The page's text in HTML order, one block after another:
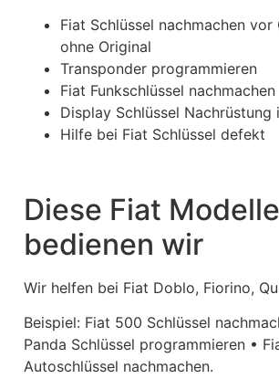
Fiat Schlüssel nachmachen vor
ohne Original
Transponder programmieren
Fiat Funkschlüssel nachmachen
Display Schlüssel Nachrüstung
Hilfe bei Fiat Schlüssel defekt
Diese Fiat Modelle
bedienen wir
Wir helfen bei Fiat Doblo, Fiorino,
Beispiel: Fiat 500 Schlüssel
Panda Schlüssel programmieren •
Autoschlüssel nachmachen.